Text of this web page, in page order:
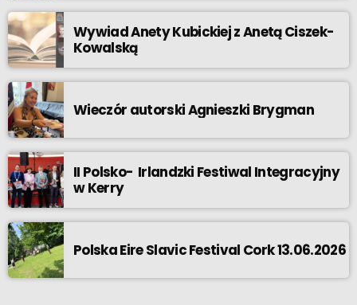
Wywiad Anety Kubickiej z Anetą Ciszek-
Kowalską
Wieczór autorski Agnieszki Brygman
II Polsko- Irlandzki Festiwal Integracyjny
w Kerry
Polska Eire Slavic Festival Cork 13.06.2026